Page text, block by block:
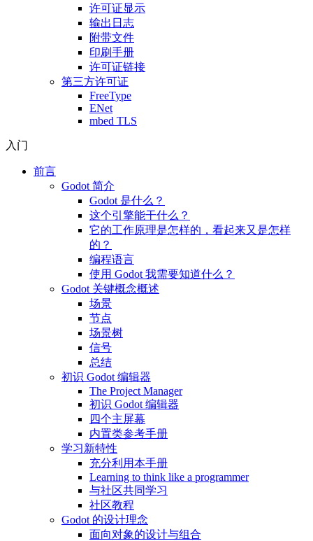
许可证显示
输出日志
附带文件
印刷手册
许可证链接
第三方许可证
FreeType
ENet
mbed TLS
入门
前言
Godot 简介
Godot 是什么？
这个引擎能干什么？
它的工作原理是怎样的，看起来又是怎样
的？
编程语言
使用 Godot 我需要知道什么？
Godot 关键概念概述
场景
节点
场景树
信号
总结
初识 Godot 编辑器
The Project Manager
初识 Godot 编辑器
四个主屏幕
内置类参考手册
学习新特性
充分利用本手册
Learning to think like a programmer
与社区共同学习
社区教程
Godot 的设计理念
面向对象的设计与组合